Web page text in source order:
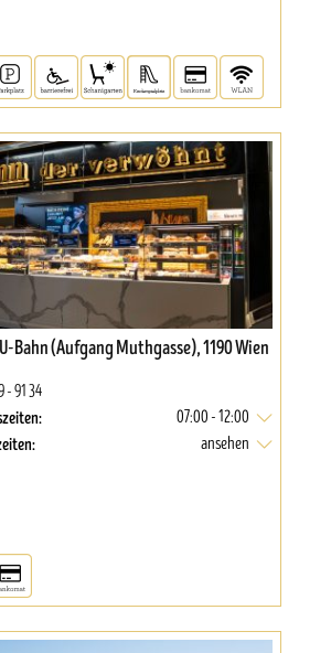
Bahn (Aufgang Muthgasse), 1190 Wien
- 91 34
07:00 - 12:00
ansehen